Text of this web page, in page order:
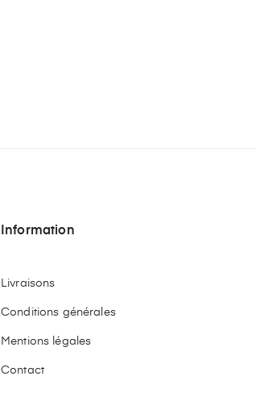
Information
Livraisons
Conditions générales
Mentions légales
Contact